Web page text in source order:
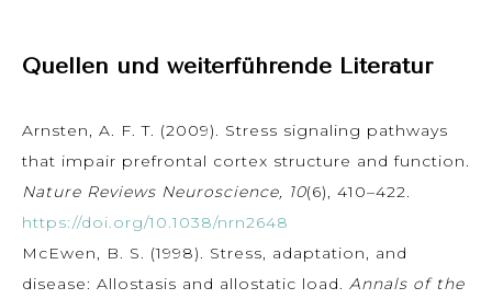
Quellen und weiterführende Literatur
Arnsten, A. F. T. (2009). Stress signaling pathways
that impair prefrontal cortex structure and function.
Nature Reviews Neuroscience, 10(6), 410–422.
https://doi.org/10.1038/nrn2648
McEwen, B. S. (1998). Stress, adaptation, and
disease: Allostasis and allostatic load. Annals of the